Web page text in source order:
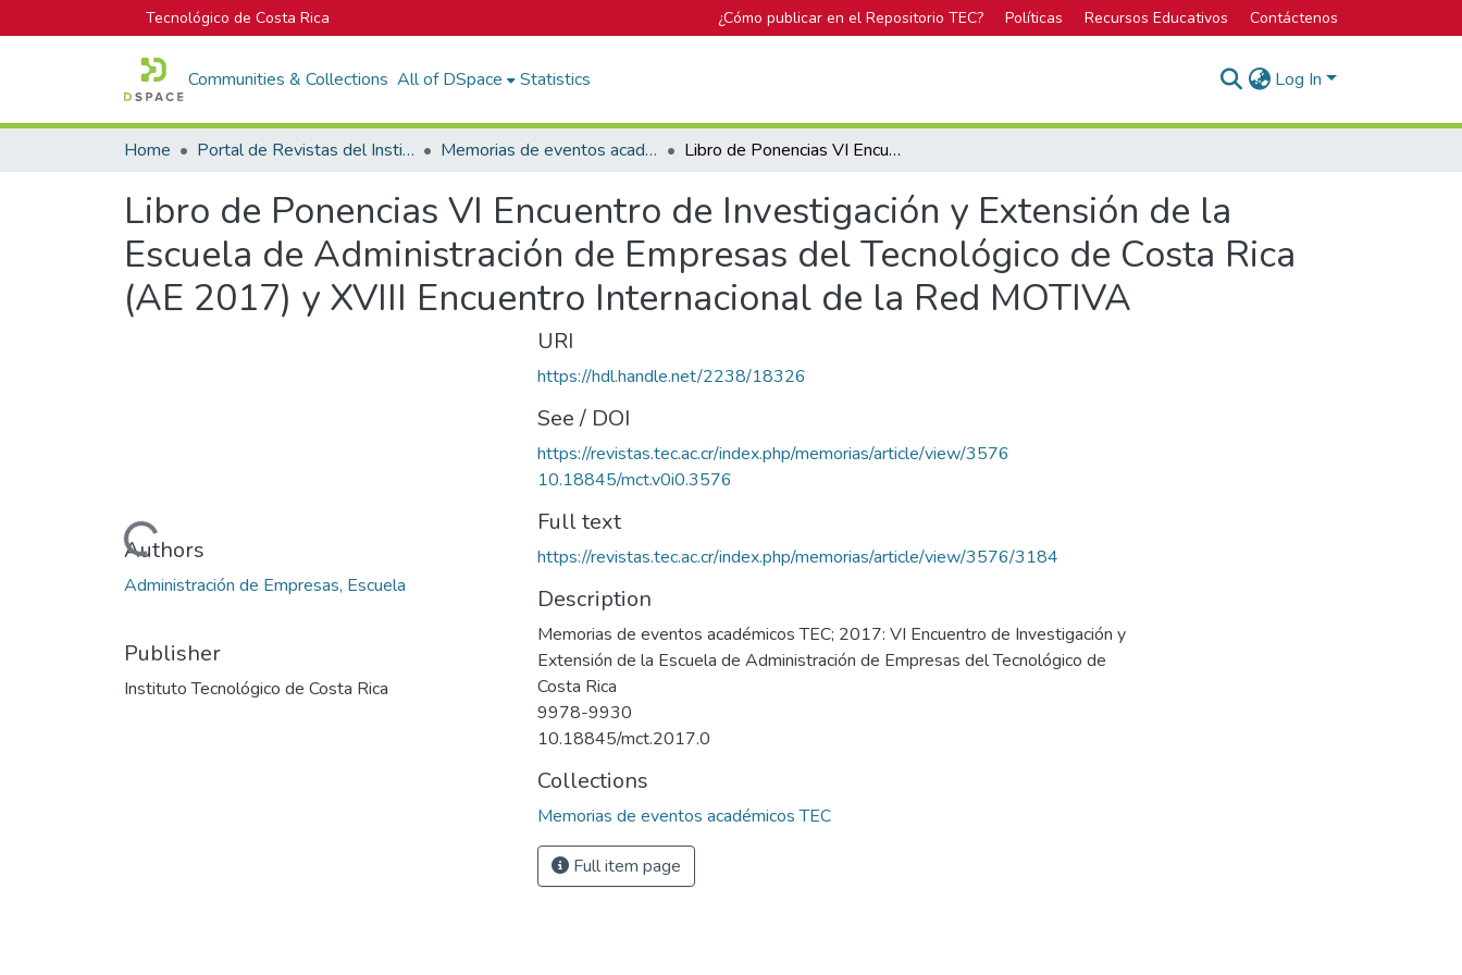
Tecnológico de Costa Rica ¿Cómo publicar en el Repositorio TEC? Políticas Recursos Educativos Contáctenos
Communities & Collections All of DSpace Statistics Log In
Home Portal de Revistas del Instituto Tecnológico de Costa Rica Memorias de eventos académicos TEC Libro de Ponencias VI Encuentro de Investigación y Extensión de la Escuela de Administración de Empresas del Tecnológico de Costa Rica (AE 2017) y XVIII Encuentro Internacional de la Red MOTIVA
Libro de Ponencias VI Encuentro de Investigación y Extensión de la
Escuela de Administración de Empresas del Tecnológico de Costa Rica
(AE 2017) y XVIII Encuentro Internacional de la Red MOTIVA
Loading...
Authors
Administración de Empresas, Escuela
Publisher
Instituto Tecnológico de Costa Rica
URI
https://hdl.handle.net/2238/18326
See / DOI
https://revistas.tec.ac.cr/index.php/memorias/article/view/3576
10.18845/mct.v0i0.3576
Full text
https://revistas.tec.ac.cr/index.php/memorias/article/view/3576/3184
Description
Memorias de eventos académicos TEC; 2017: VI Encuentro de Investigación y
Extensión de la Escuela de Administración de Empresas del Tecnológico de
Costa Rica
9978-9930
10.18845/mct.2017.0
Collections
Memorias de eventos académicos TEC
Full item page